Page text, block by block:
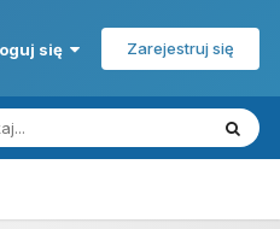
się Zarejestruj się